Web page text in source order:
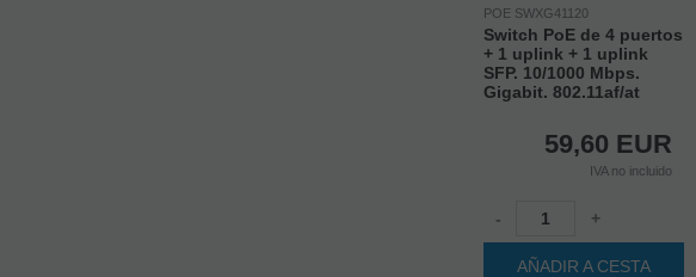
POE SWXG41120
Switch PoE de 4 puertos
+ 1 uplink + 1 uplink
SFP. 10/1000 Mbps.
Gigabit. 802.11af/at
59,60 EUR
IVA no incluido
- +
AÑADIR A CESTA